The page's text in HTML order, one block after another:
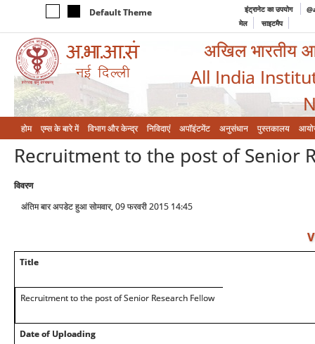
Default Theme इंट्रानेट का उपयोग
मेल
साइटमैप
अखिल भारतीय
All India
होम एम्‍स के बारे में विभाग और केन्‍द्र निविदाएं अपॉइंटमेंट अनुसंधान पुस्तकालय
Recruitment to the post of Senior
विवरण
अंतिम बार अपडेट हुआ सोमवार, 09 फरवरी 2015 14:45
Title
Recruitment to the post of Senior Research Fellow
Date of Uploading